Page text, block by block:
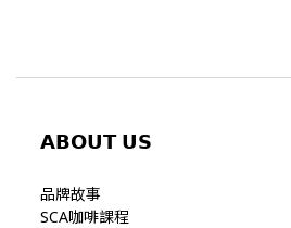
𝗔𝗕𝗢𝗨𝗧 𝗨𝗦
品牌故事
SCA咖啡課程